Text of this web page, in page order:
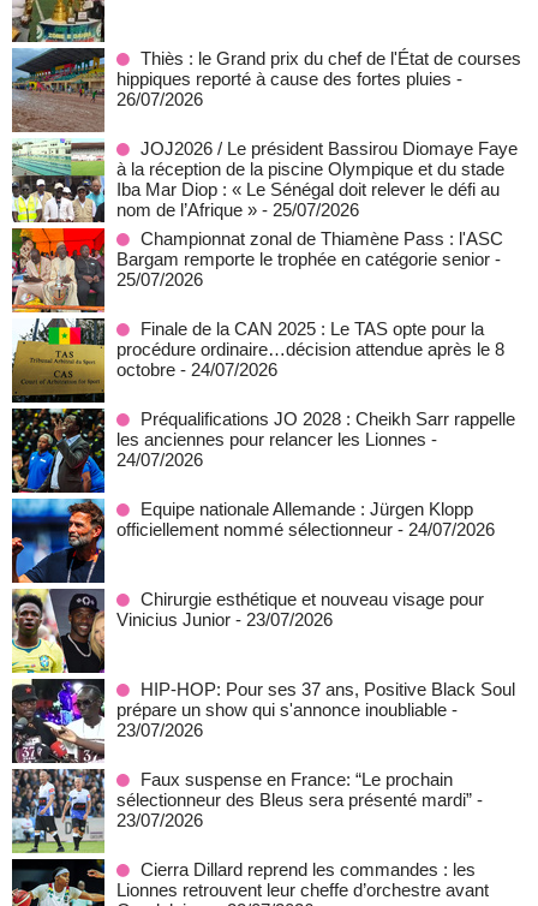
Thiès : le Grand prix du chef de l'État de courses
hippiques reporté à cause des fortes pluies -
26/07/2026
JOJ2026 / Le président Bassirou Diomaye Faye
à la réception de la piscine Olympique et du stade
Iba Mar Diop : « Le Sénégal doit relever le défi au
nom de l’Afrique » - 25/07/2026
Championnat zonal de Thiamène Pass : l'ASC
Bargam remporte le trophée en catégorie senior -
25/07/2026
Finale de la CAN 2025 : Le TAS opte pour la
procédure ordinaire…décision attendue après le 8
octobre - 24/07/2026
Préqualifications JO 2028 : Cheikh Sarr rappelle
les anciennes pour relancer les Lionnes -
24/07/2026
Equipe nationale Allemande : Jürgen Klopp
officiellement nommé sélectionneur - 24/07/2026
Chirurgie esthétique et nouveau visage pour
Vinicius Junior - 23/07/2026
HIP-HOP: Pour ses 37 ans, Positive Black Soul
prépare un show qui s'annonce inoubliable -
23/07/2026
Faux suspense en France: “Le prochain
sélectionneur des Bleus sera présenté mardi” -
23/07/2026
Cierra Dillard reprend les commandes : les
Lionnes retrouvent leur cheffe d’orchestre avant